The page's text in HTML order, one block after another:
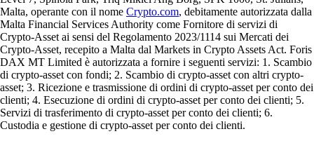
Malta, operante con il nome Crypto.com, debitamente autorizzata dalla
Malta Financial Services Authority come Fornitore di servizi di
Crypto-Asset ai sensi del Regolamento 2023/1114 sui Mercati dei
Crypto-Asset, recepito a Malta dal Markets in Crypto Assets Act. Foris
DAX MT Limited è autorizzata a fornire i seguenti servizi: 1. Scambio
di crypto-asset con fondi; 2. Scambio di crypto-asset con altri crypto-
asset; 3. Ricezione e trasmissione di ordini di crypto-asset per conto dei
clienti; 4. Esecuzione di ordini di crypto-asset per conto dei clienti; 5.
Servizi di trasferimento di crypto-asset per conto dei clienti; 6.
Custodia e gestione di crypto-asset per conto dei clienti.